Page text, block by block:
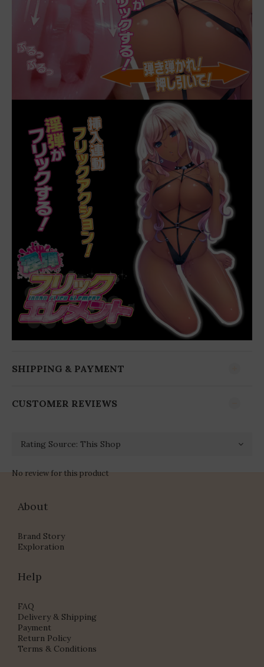
SHIPPING & PAYMENT
CUSTOMER REVIEWS
No review for this product
About
Brand Story
Exploration
Help
FAQ
Delivery & Shipping
Payment
Return Policy
Terms & Conditions